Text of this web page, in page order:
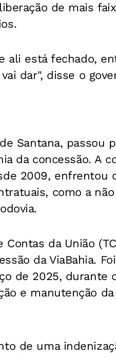
de mais
ali está fechado,
dar", disse o
Santana, passou
da concessão. A
2009, enfrentou
como a
da União
da ViaBahia.
de 2025, durante
e manutenção da
de uma